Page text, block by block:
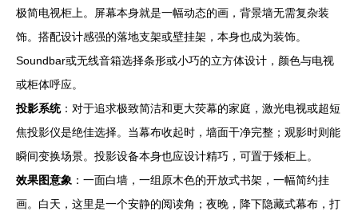
极简电视柜上。屏幕本身就是一幅动态的画，背景墙无需复杂装
饰。搭配设计感强的落地支架或壁挂架，本身也成为装饰。
Soundbar或无线音箱选择条形或小巧的立方体设计，颜色与电视
或柜体呼应。
投影系统：对于追求极致简洁和更大荧幕的家庭，激光电视或超短
焦投影仪是绝佳选择。当幕布收起时，墙面干净完整；观影时则能
瞬间变换场景。投影设备本身也应设计精巧，可置于矮柜上。
效果图意象 ：一面白墙，一组原木色的开放式书架，一幅简约挂
画。白天，这里是一个安静的阅读角；夜晚，降下隐藏式幕布，打